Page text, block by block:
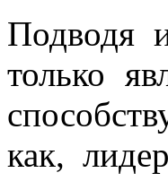
Подводя
только
как,